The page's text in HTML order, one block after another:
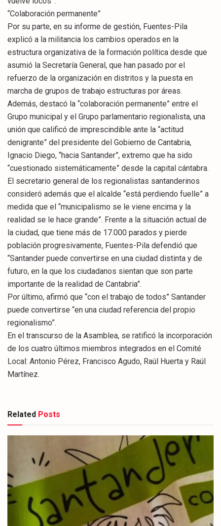
“Colaboración permanente”
Por su parte, en su informe de gestión, Fuentes-Pila
explicó a la militancia los cambios operados en la
estructura organizativa de la formación política desde que
asumió la Secretaría General, que han pasado por el
refuerzo de la organización en distritos y la puesta en
marcha de grupos de trabajo estructuras por áreas.
Además, destacó la “colaboración permanente” entre el
Grupo municipal y el Grupo parlamentario regionalista, una
unión que calificó de imprescindible ante la “actitud
denigrante” del presidente del Gobierno de Cantabria,
Ignacio Diego, “hacia Santander”, extremo que ha sido
“cuestionado sistemáticamente” desde la capital cántabra.
El secretario general de los regionalistas santanderinos
consideró además que el alcalde “está perdiendo fuelle” a
medida que el “municipalismo se le viene encima y la
realidad se le hace grande”. Frente a la situación actual de
la ciudad, que tiene más de 17.000 parados y pierde
población progresivamente, Fuentes-Pila defendió que
“Santander puede convertirse en una ciudad distinta y de
futuro, en la que los ciudadanos sientan que son parte
importante de la realidad de Cantabria”.
Por último, afirmó que “con el trabajo de todos” Santander
puede convertirse “en una ciudad referencia del propio
regionalismo”.
En el transcurso de la Asamblea, se ratificó la incorporación
de los cuatro últimos miembros integrados en el Comité
Local: Antonio Pérez, Francisco Agudo, Raúl Huerta y Raúl
Martínez.
Related Posts